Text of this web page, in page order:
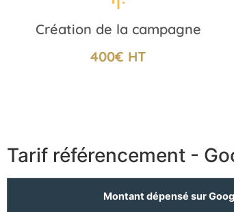
Création de la campagne
400€ HT
Tarif référencement -
Montant dépensé sur